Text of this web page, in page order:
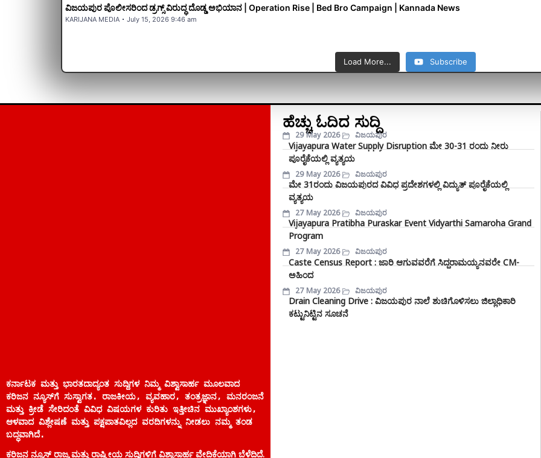
ವಿಜಯಪುರ ಪೊಲೀಸರಿಂದ ಡ್ರಗ್ಸ್ ವಿರುದ್ಧ ದೊಡ್ಡ ಅಭಿಯಾನ | Operation Rise | Bed Bro Campaign | Kannada News
KARIJANA MEDIA July 15, 2026 9:46 am
Operation Rise | Bed Bro Campaign | Kannada
RSS ಚಾರಿತ್ರ್ಯಹೀನ ಸಂಘಟನೆ? | ಕನ್ನೇರಿ ಶ್ರೀಗಳು RSS ನ
ಗುಲಾಮ | Vijayapura| Kannerishri
KARIJANA MEDIA
"ವಿಜಯಪುರ ಹಿಂದೂಗಳ ಕೈಯಲ್ಲೇ ಇರುವುದು" – ಬಸನಗೌಡ
ಪಾಟೀಲ ಯತ್ನಾಳ್ | Latest Speech | Kannada News |
SIR
KARIJANA MEDIA July 12, 2026 10:53 am
Load More... Subscribe
ಕರ್ನಾಟಕ ಮತ್ತು ಭಾರತದಾದ್ಯಂತ ಸುದ್ದಿಗಳ ನಿಮ್ಮ ವಿಶ್ವಾಸಾರ್ಹ ಮೂಲವಾದ
ಕರಿಜನ ನ್ಯೂಸ್‌ಗೆ ಸುಸ್ವಾಗತ. ರಾಜಕೀಯ, ವ್ಯವಹಾರ, ತಂತ್ರಜ್ಞಾನ, ಮನರಂಜನೆ
ಮತ್ತು ಕ್ರೀಡೆ ಸೇರಿದಂತೆ ವಿವಿಧ ವಿಷಯಗಳ ಕುರಿತು ಇತ್ತೀಚಿನ ಮುಖ್ಯಾಂಶಗಳು,
ಆಳವಾದ ವಿಶ್ಲೇಷಣೆ ಮತ್ತು ಪಕ್ಷಪಾತವಿಲ್ಲದ ವರದಿಗಳನ್ನು ನೀಡಲು ನಮ್ಮ ತಂಡ
ಬದ್ಧವಾಗಿದೆ.
ಹೆಚ್ಚು ಓದಿದ ಸುದ್ದಿ
29 May 2026 ವಿಜಯಪುರ
Vijayapura Water Supply Disruption ಮೇ 30-31 ರಂದು ನೀರು
ಪೂರೈಕೆಯಲ್ಲಿ ವ್ಯತ್ಯಯ
29 May 2026 ವಿಜಯಪುರ
ಮೇ 31ರಂದು ವಿಜಯಪುರದ ವಿವಿಧ ಪ್ರದೇಶಗಳಲ್ಲಿ ವಿದ್ಯುತ್ ಪೂರೈಕೆಯಲ್ಲಿ
ವ್ಯತ್ಯಯ
27 May 2026 ವಿಜಯಪುರ
Vijayapura Pratibha Puraskar Event Vidyarthi Samaroha Grand
Program
27 May 2026 ವಿಜಯಪುರ
Caste Census Report : ಜಾರಿ ಆಗುವವರೆಗೆ ಸಿದ್ದರಾಮಯ್ಯನವರೇ CM-
ಅಹಿಂದ
27 May 2026 ವಿಜಯಪುರ
Drain Cleaning Drive : ವಿಜಯಪುರ ನಾಲೆ ಶುಚಿಗೊಳಿಸಲು ಜಿಲ್ಲಾಧಿಕಾರಿ
ಕಟ್ಟುನಿಟ್ಟಿನ ಸೂಚನೆ